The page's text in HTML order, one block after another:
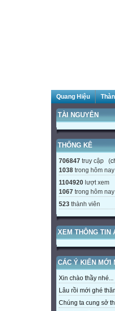
Quang Hiệu
TÀI NGUYÊN
THỐNG KÊ
706847 truy cập (
1038 trong hôm nay
1104920 lượt xem
1067 trong hôm nay
523 thành viên
XEM THÔNG TIN
CÁC Ý KIẾN MỚI
Xin chào thầy nhé...
Lâu rồi mới ghé
Chúng ta cung sở